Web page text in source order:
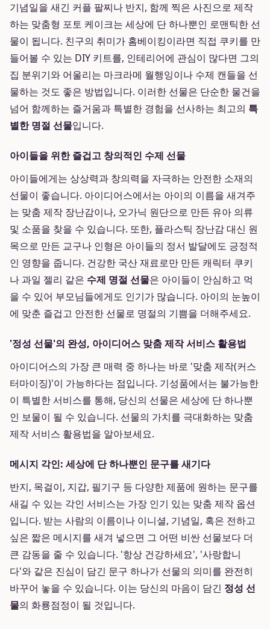
기념일을 새긴 커플 팔찌나 반지, 함께 찍은 사진으로 제작
하는 맞춤형 포토 케이크는 세상에 단 하나뿐인 로맨틱한 선
물이 됩니다. 친구의 취미가 홈베이킹이라면 직접 쿠키를 만
들어볼 수 있는 DIY 키트를, 인테리어에 관심이 많다면 그의
집 분위기와 어울리는 마크라메 월행잉이나 수제 캔들을 선
물하는 것도 좋은 방법입니다. 이러한 선물은 단순한 물건을
넘어 함께하는 즐거움과 특별한 경험을 선사하는 최고의 특
별한 명절 선물입니다.
아이들을 위한 즐겁고 창의적인 수제 선물
아이들에게는 상상력과 창의력을 자극하는 안전한 소재의
선물이 좋습니다. 아이디어스에서는 아이의 이름을 새겨주
는 맞춤 제작 장난감이나, 오가닉 원단으로 만든 유아 의류
및 소품을 찾을 수 있습니다. 또한, 플라스틱 장난감 대신 원
목으로 만든 교구나 인형은 아이들의 정서 발달에도 긍정적
인 영향을 줍니다. 건강한 국산 재료로만 만든 캐릭터 쿠키
나 과일 젤리 같은 수제 명절 선물은 아이들이 안심하고 먹
을 수 있어 부모님들에게도 인기가 많습니다. 아이의 눈높이
에 맞춘 즐겁고 안전한 선물로 명절의 기쁨을 더해주세요.
'정성 선물'의 완성, 아이디어스 맞춤 제작 서비스 활용법
아이디어스의 가장 큰 매력 중 하나는 바로 '맞춤 제작(커스
터마이징)'이 가능하다는 점입니다. 기성품에서는 불가능한
이 특별한 서비스를 통해, 당신의 선물은 세상에 단 하나뿐
인 보물이 될 수 있습니다. 선물의 가치를 극대화하는 맞춤
제작 서비스 활용법을 알아보세요.
메시지 각인: 세상에 단 하나뿐인 문구를 새기다
반지, 목걸이, 지갑, 필기구 등 다양한 제품에 원하는 문구를
새길 수 있는 각인 서비스는 가장 인기 있는 맞춤 제작 옵션
입니다. 받는 사람의 이름이나 이니셜, 기념일, 혹은 전하고
싶은 짧은 메시지를 새겨 넣으면 그 어떤 비싼 선물보다 더
큰 감동을 줄 수 있습니다. '항상 건강하세요', '사랑합니
다'와 같은 진심이 담긴 문구 하나가 선물의 의미를 완전히
바꾸어 놓을 수 있습니다. 이는 당신의 마음이 담긴 정성 선
물의 화룡점정이 될 것입니다.